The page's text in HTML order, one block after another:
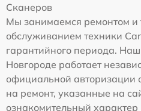
Сканеров
Мы занимаемся ремонтом и
обслуживанием техники
гарантийного периода.
Новгороде работает
официальной авторизации
на ремонт, указанные на
ознакомительный